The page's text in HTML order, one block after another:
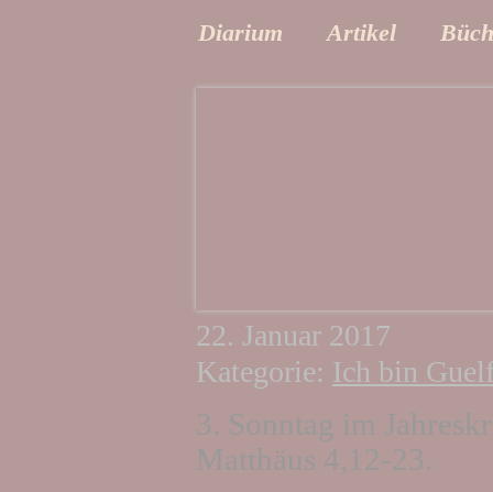
Diarium Artikel
22. Januar 2017
Kategorie: Ich bin
3. Sonntag im
Matthäus 4,12-23.